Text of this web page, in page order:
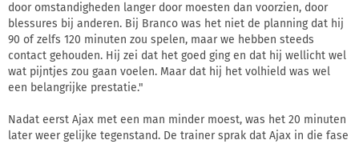
door omstandigheden langer door moesten dan voorzien, door
blessures bij anderen. Bij Branco was het niet de planning dat hij
90 of zelfs 120 minuten zou spelen, maar we hebben steeds
contact gehouden. Hij zei dat het goed ging en dat hij wellicht wel
wat pijntjes zou gaan voelen. Maar dat hij het volhield was wel
een belangrijke prestatie."
Nadat eerst Ajax met een man minder moest, was het 20 minuten
later weer gelijke tegenstand. De trainer sprak dat Ajax in die fase